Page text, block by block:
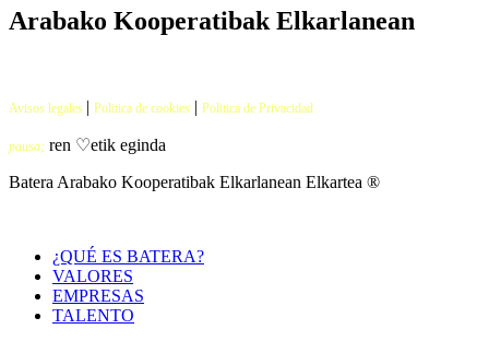
Arabako Kooperatibak Elkarlanean
Avisos legales | Politica de cookies | Politica de Privacidad
pausa; ren ♡etik eginda
Batera Arabako Kooperatibak Elkarlanean Elkartea ®
¿QUÉ ES BATERA?
VALORES
EMPRESAS
TALENTO